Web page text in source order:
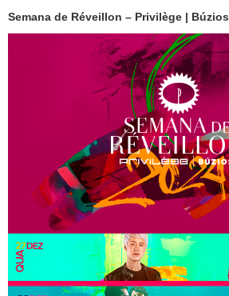
Semana de Réveillon – Privilège | Búzios